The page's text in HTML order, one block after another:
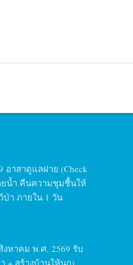
อาสาดูแลฝาย (Check
น้ำ คืนความชุมชื้นให้
ป่า ภายใน 1 วัน
หาคม พ.ศ. 2569 รับ
+ สร้างบ้านให้นก)